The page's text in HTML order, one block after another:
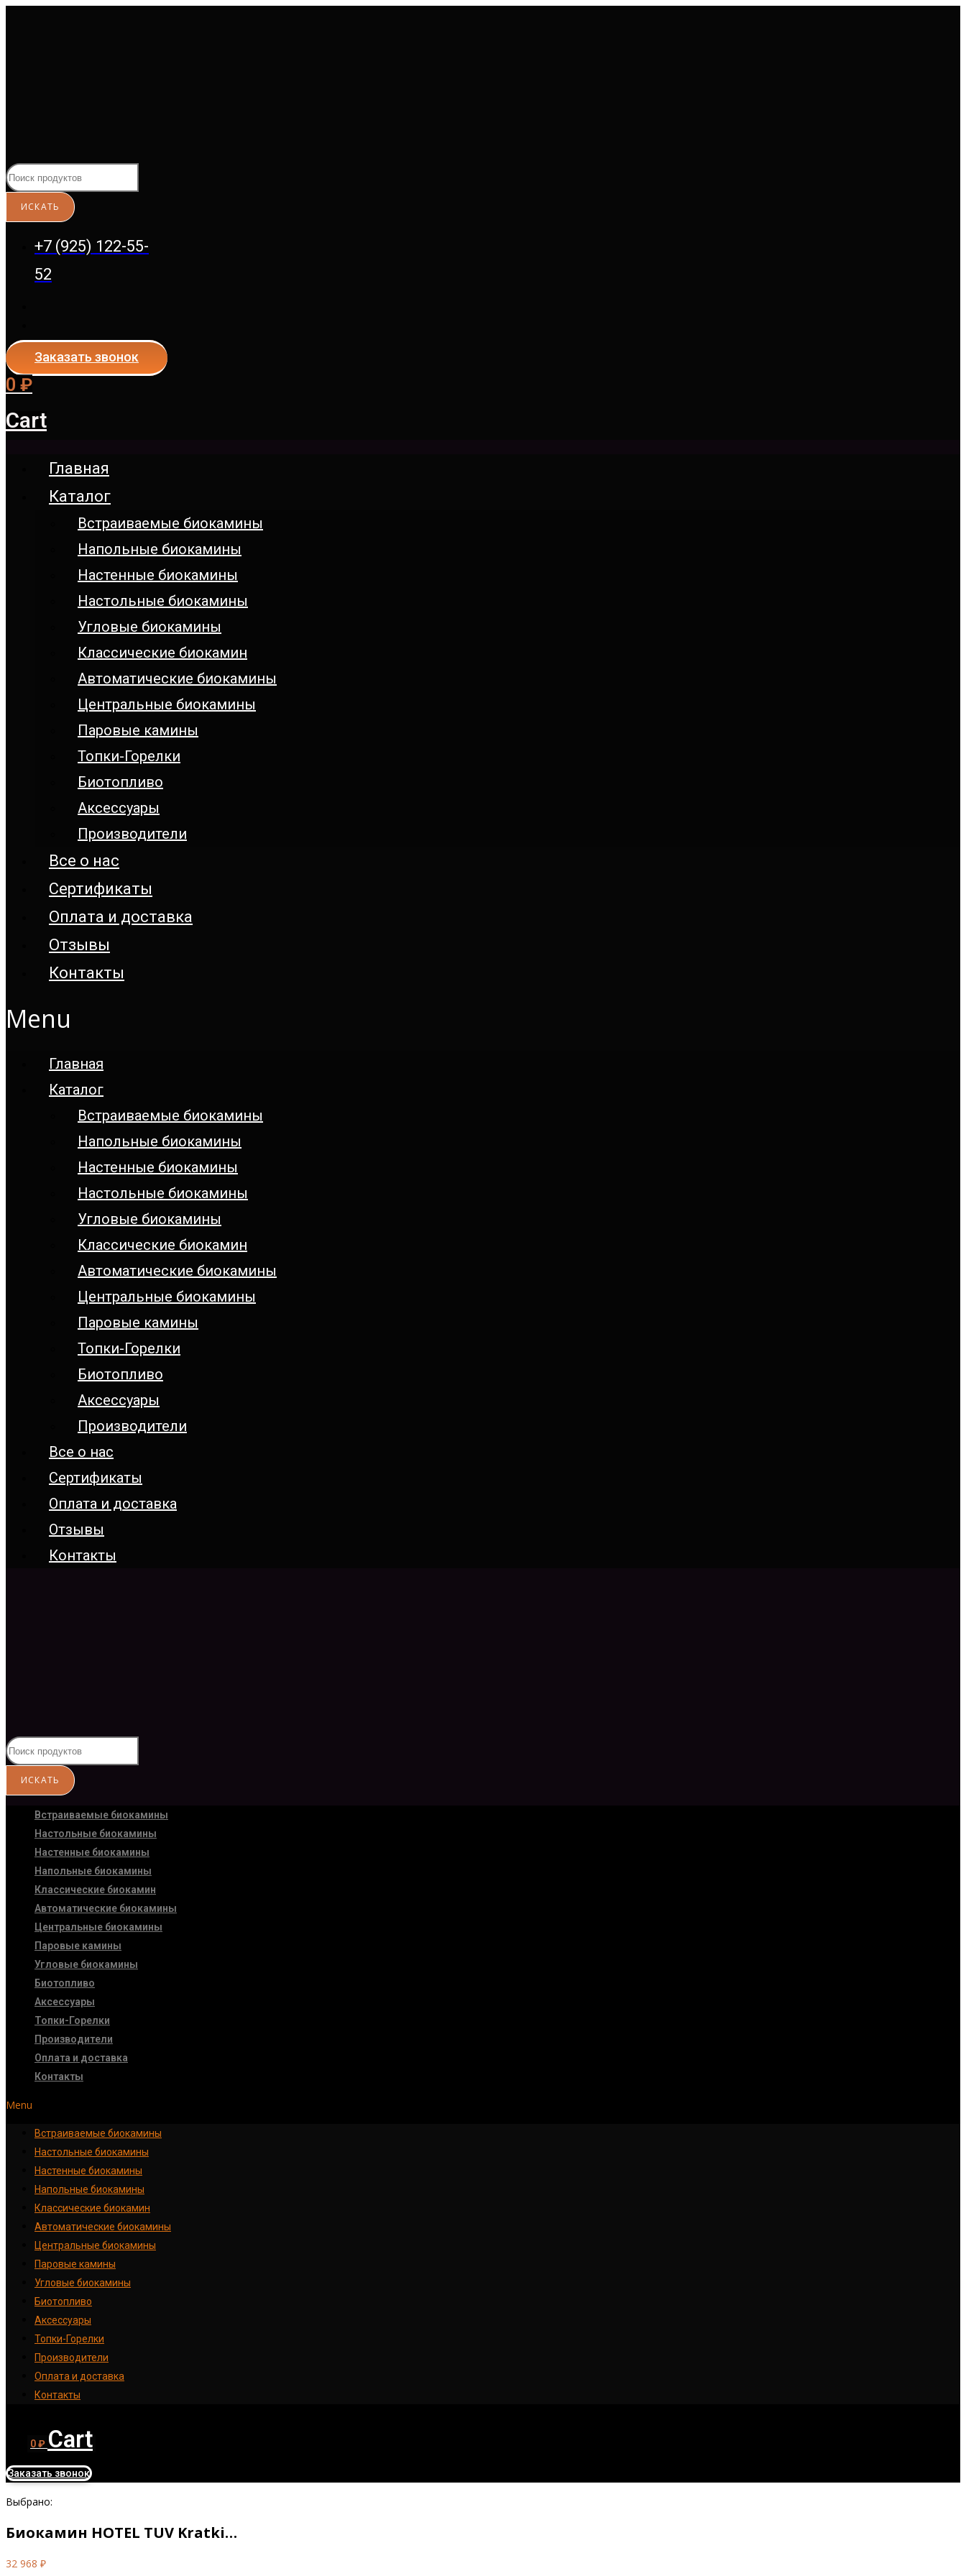
+7 (925) 122-55-
52
Заказать звонок
0 ₽
Cart
Главная
Каталог
Встраиваемые биокамины
Напольные биокамины
Настенные биокамины
Настoльные биокамины
Угловые биокамины
Классические биокамин
Автоматические биокамины
Центральные биокамины
Паровые камины
Топки-Горелки
Биотопливо
Аксессуары
Производители
Все о нас
Сертификаты
Оплата и доставка
Отзывы
Контакты
Menu
Главная
Каталог
Встраиваемые биокамины
Напольные биокамины
Настенные биокамины
Настoльные биокамины
Угловые биокамины
Классические биокамин
Автоматические биокамины
Центральные биокамины
Паровые камины
Топки-Горелки
Биотопливо
Аксессуары
Производители
Все о нас
Сертификаты
Оплата и доставка
Отзывы
Контакты
Встраиваемые биокамины
Настoльные биокамины
Настенные биокамины
Напольные биокамины
Классические биокамин
Автоматические биокамины
Центральные биокамины
Паровые камины
Угловые биокамины
Биотопливо
Аксессуары
Топки-Горелки
Производители
Оплата и доставка
Контакты
Menu
Встраиваемые биокамины
Настoльные биокамины
Настенные биокамины
Напольные биокамины
Классические биокамин
Автоматические биокамины
Центральные биокамины
Паровые камины
Угловые биокамины
Биотопливо
Аксессуары
Топки-Горелки
Производители
Оплата и доставка
Контакты
0₽ Cart
Заказать звонок
Выбрано:
Биокамин HOTEL TUV Kratki…
32 968 ₽